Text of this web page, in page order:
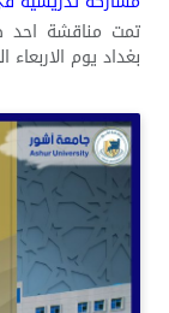
تمت مناقشة احد
بغداد يوم الاربعاء الموافق ٢٠٢٤/٩/٤ وكنت احد